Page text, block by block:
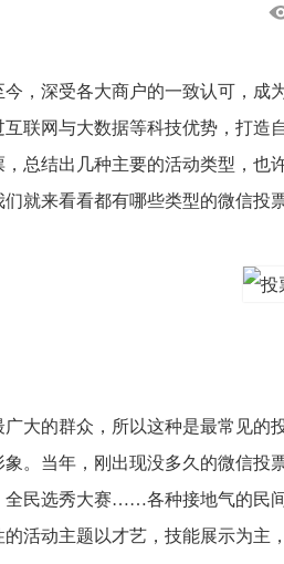
，深受各大商户的一致认可，成
互联网与大数据等科技优势，打造
总结出几种主要的活动类型，也
就来看看都有哪些类型的微信投
大的群众，所以这种是最常见
象。当年，刚出现没多久的微信投
全民选秀大赛……各种接地气的民
活动主题以才艺，技能展示为主